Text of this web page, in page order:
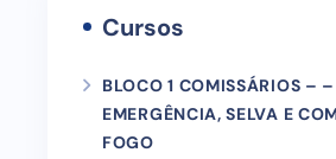
Cursos
BLOCO 1 COMISSÁRIOS – –
EMERGÊNCIA, SELVA E
FOGO